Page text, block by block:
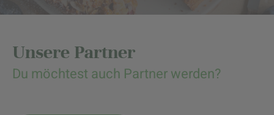
Unsere Partner
Du möchtest auch Partner werden?